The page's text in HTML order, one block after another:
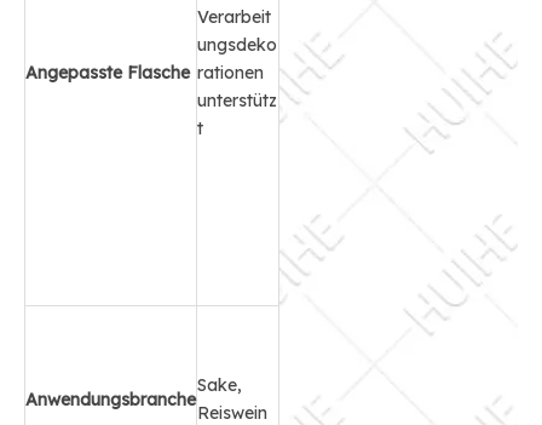
Angepasste Flasche
Verarbeit
ungsdeko
rationen
unterstütz
t
Anwendungsbranche
Sake,
Reiswein